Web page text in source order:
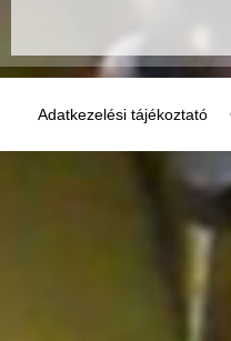
Adatkezelési tájékoztató